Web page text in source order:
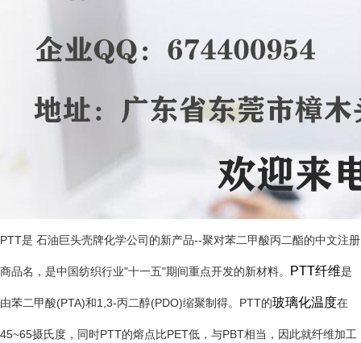
PTT是 石油巨头壳牌化学公司的新产品--聚对苯二甲酸丙二酯的中文注册
商品名，是中国纺织行业"十一五"期间重点开发的新材料。 PTT纤维是
由苯二甲酸(PTA)和1,3-丙二醇(PDO)缩聚制得。PTT的玻璃化温度在
45~65摄氏度，同时PTT的熔点比PET低，与PBT相当，因此就纤维加工